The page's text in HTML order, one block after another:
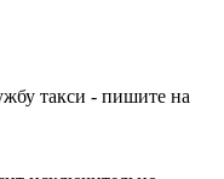
такси - пишите на